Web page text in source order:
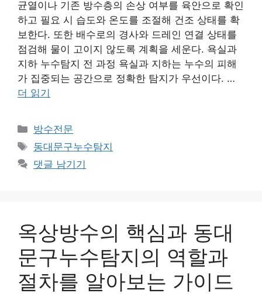
균열이나 기존 방수층의 손상 여부를 육안으로 확인
하고 필요 시 습도와 온도를 조절해 건조 상태를 확
보한다. 또한 배수로의 경사와 드레인 연결 상태를
점검해 물이 고이지 않도록 계획을 세운다. 욕실과
지하 누수탐지 전 과정 욕실과 지하는 누수의 피해
가 집중되는 공간으로 정확한 탐지가 우선이다. …
더 읽기
카
테
고
리
방수전문
태
그
동대문구누수탐지
댓글 남기기
옥상방수의 핵심과 동대
문구누수탐지의 역할과
절차를 알아보는 가이드